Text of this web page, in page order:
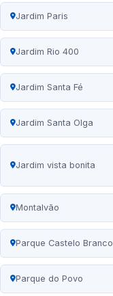
Jardim Paris
Jardim Rio 400
Jardim Santa Fé
Jardim Santa Olga
Jardim vista bonita
Montalvão
Parque Castelo Branco
Parque do Povo